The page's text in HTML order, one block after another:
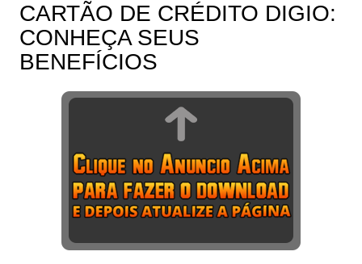
CARTÃO DE CRÉDITO DIGIO:
CONHEÇA SEUS
BENEFÍCIOS